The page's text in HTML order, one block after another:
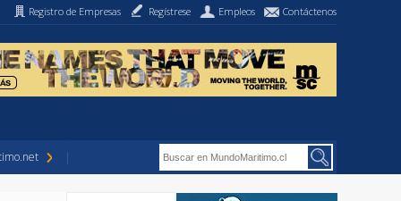
Registro de Empresas Regístrese Empleos Contáctenos